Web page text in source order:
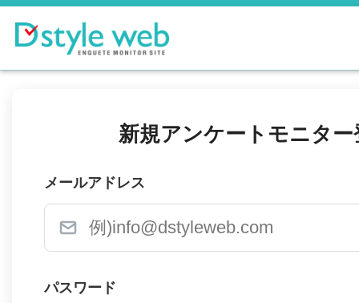
新規アンケートモニター
メールアドレス
パスワード